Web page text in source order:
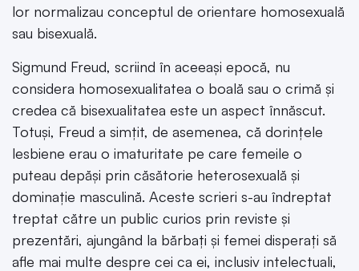
lor normalizau conceptul de orientare homosexuală
sau bisexuală.
Sigmund Freud, scriind în aceeași epocă, nu
considera homosexualitatea o boală sau o crimă și
credea că bisexualitatea este un aspect înnăscut.
Totuși, Freud a simțit, de asemenea, că dorințele
lesbiene erau o imaturitate pe care femeile o
puteau depăși prin căsătorie heterosexuală și
dominație masculină. Aceste scrieri s-au îndreptat
treptat către un public curios prin reviste și
prezentări, ajungând la bărbați și femei disperați să
afle mai multe despre cei ca ei, inclusiv intelectuali,